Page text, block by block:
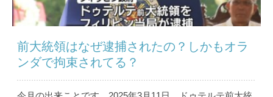
前大統領はなぜ逮捕されたの？しかもオラ
ンダで拘束されてる？